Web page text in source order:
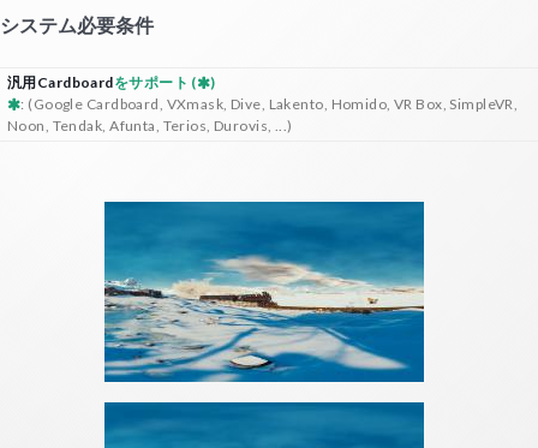
システム必要条件
汎用Cardboardをサポート (
)
: (Google Cardboard, VXmask, Dive, Lakento, Homido, VR Box, SimpleVR,
Noon, Tendak, Afunta, Terios, Durovis, ...)